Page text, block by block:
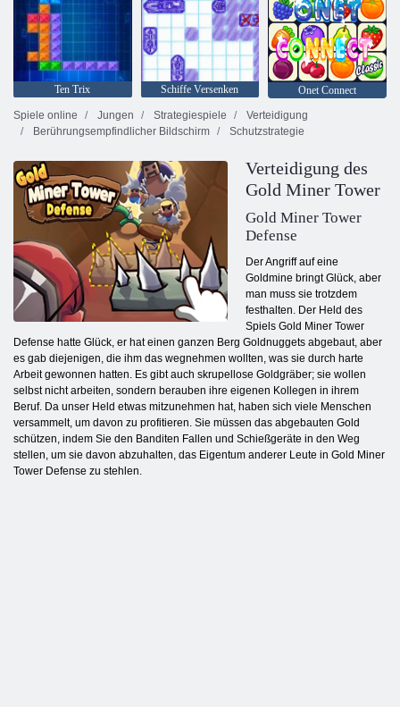
Ten Trix Schiffe Versenken
Onet Connect
Spiele online
Jungen Strategiespiele
Verteidigung
Berührungsempfindlicher Bildschirm
Schutzstrategie
Verteidigung des
Gold Miner Tower
Gold Miner Tower
Defense
Der Angriff auf eine
Goldmine bringt Glück, aber
man muss sie trotzdem
festhalten. Der Held des
Spiels Gold Miner Tower
Defense hatte Glück, er hat einen ganzen Berg Goldnuggets abgebaut, aber
es gab diejenigen, die ihm das wegnehmen wollten, was sie durch harte
Arbeit gewonnen hatten. Es gibt auch skrupellose Goldgräber; sie wollen
selbst nicht arbeiten, sondern berauben ihre eigenen Kollegen in ihrem
Beruf. Da unser Held etwas mitzunehmen hat, haben sich viele Menschen
versammelt, um davon zu profitieren. Sie müssen das abgebauten Gold
schützen, indem Sie den Banditen Fallen und Schießgeräte in den Weg
stellen, um sie davon abzuhalten, das Eigentum anderer Leute in Gold Miner
Tower Defense zu stehlen.